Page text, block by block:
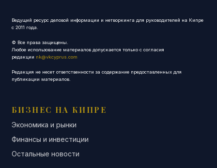
Ведущий ресурс деловой информации и нетворкинга для руководителей на Кипре
с 2011 года.
© Все права защищены.
Любое использование материалов допускается только с согласия
редакции nk@vkcyprus.com
Редакция не несет ответственности за содержание предоставленных для
публикации материалов.
БИЗНЕС НА КИПРЕ
Экономика и рынки
Финансы и инвестиции
Остальные новости